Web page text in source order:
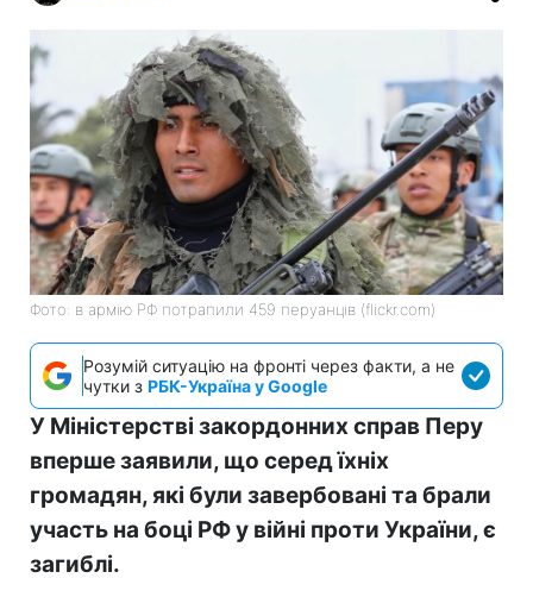
Фото: в армію РФ потрапили 459 перуанців (flickr.com)
Розумій ситуацію на фронті через факти, а не
чутки з РБК-Україна у Google
У Міністерстві закордонних справ Перу
вперше заявили, що серед їхніх
громадян, які були завербовані та брали
участь на боці РФ у війні проти України, є
загиблі.